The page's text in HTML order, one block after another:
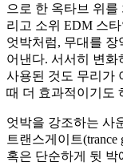
으로 한 옥타브 위
리고 소위 EDM 스
엇박처럼, 무대를
어낸다. 서서히 변화
사용된 것도 무리가
때 더 효과적이기도
엇박을 강조하는 사
트랜스게이트(trance
혹은 단순하게 뒷 박